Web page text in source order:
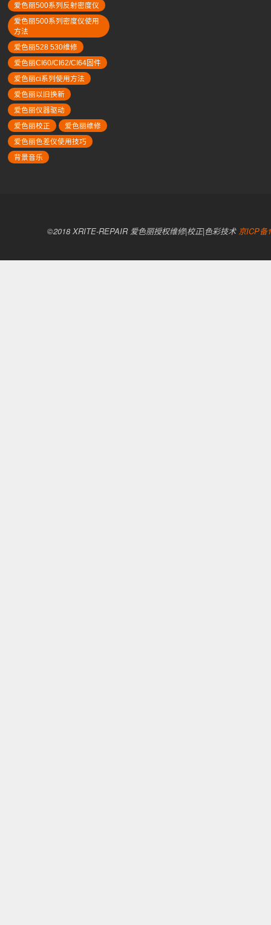
爱色丽500系列反射密度仪
爱色丽500系列密度仪使用
方法
爱色丽528 530维修
爱色丽CI60/CI62/CI64固件
爱色丽ci系列使用方法
爱色丽以旧换新
爱色丽仪器驱动
爱色丽校正
爱色丽维修
爱色丽色差仪使用技巧
背景音乐
©2018 XRITE-REPAIR 爱色丽授权维修|校正|色彩技术 京ICP备